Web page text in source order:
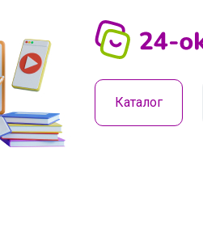
Каталог